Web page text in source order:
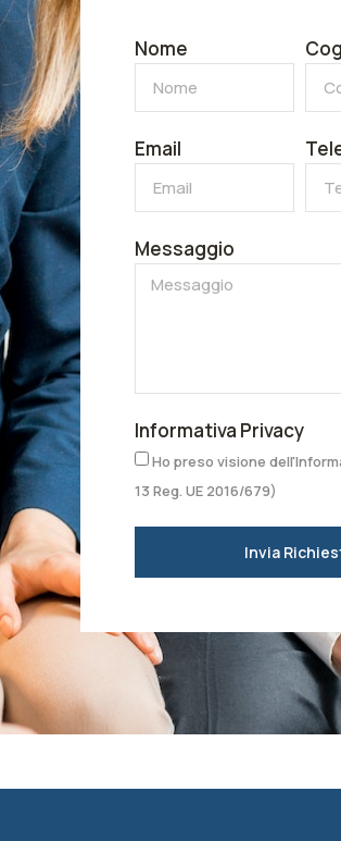
Nome
Email
Messaggio
Informativa Privacy
Ho preso visione
13 Reg. UE 2016/679)
Invia